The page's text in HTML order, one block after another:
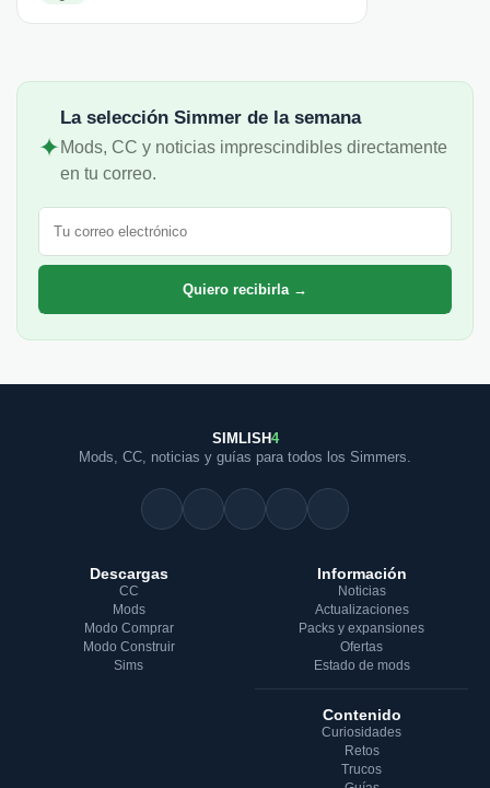
✦
La selección Simmer de la semana
Mods, CC y noticias imprescindibles directamente
en tu correo.
Correo electrónico
Quiero recibirla →
SIMLISH4
Mods, CC, noticias y guías para todos los Simmers.
Descargas
CC
Mods
Modo Comprar
Modo Construir
Sims
Información
Noticias
Actualizaciones
Packs y expansiones
Ofertas
Estado de mods
Contenido
Curiosidades
Retos
Trucos